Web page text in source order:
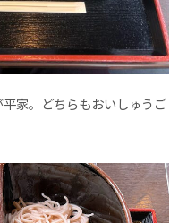
家。どちらもおいしゅうご